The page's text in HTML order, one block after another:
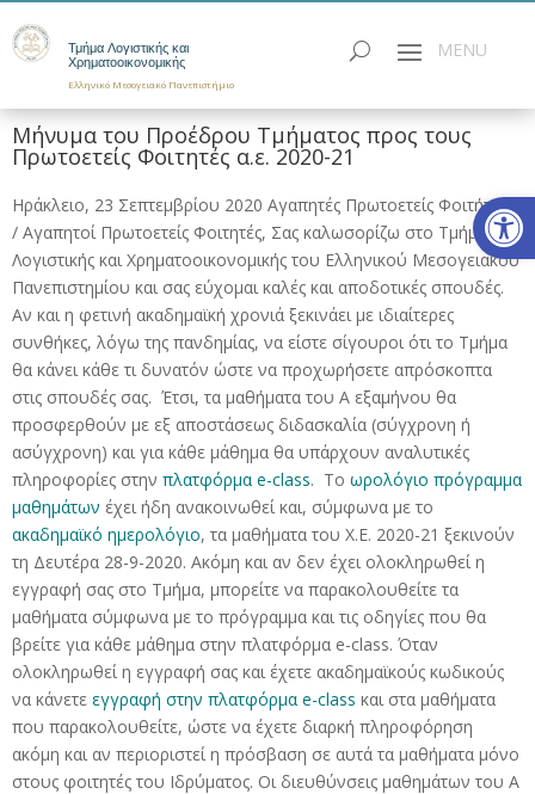
Τμήμα Λογιστικής και
Χρηματοοικονομικής
Ελληνικό Μεσογειακό Πανεπιστήμιο
Μήνυμα του Προέδρου Τμήματος προς τους
Πρωτοετείς Φοιτητές α.ε. 2020-21
Ηράκλειο, 23 Σεπτεμβρίου 2020 Αγαπητές Πρωτοετείς Φοιτήτριες
/ Αγαπητοί Πρωτοετείς Φοιτητές, Σας καλωσορίζω στο Τμήμα
Λογιστικής και Χρηματοοικονομικής του Ελληνικού Μεσογειακού
Πανεπιστημίου και σας εύχομαι καλές και αποδοτικές σπουδές.
Αν και η φετινή ακαδημαϊκή χρονιά ξεκινάει με ιδιαίτερες
συνθήκες, λόγω της πανδημίας, να είστε σίγουροι ότι το Τμήμα
θα κάνει κάθε τι δυνατόν ώστε να προχωρήσετε απρόσκοπτα
στις σπουδές σας. Έτσι, τα μαθήματα του Α εξαμήνου θα
προσφερθούν με εξ αποστάσεως διδασκαλία (σύγχρονη ή
ασύγχρονη) και για κάθε μάθημα θα υπάρχουν αναλυτικές
πληροφορίες στην πλατφόρμα e-class. Το ωρολόγιο πρόγραμμα
μαθημάτων έχει ήδη ανακοινωθεί και, σύμφωνα με το
ακαδημαϊκό ημερολόγιο, τα μαθήματα του Χ.Ε. 2020-21 ξεκινούν
τη Δευτέρα 28-9-2020. Ακόμη και αν δεν έχει ολοκληρωθεί η
εγγραφή σας στο Τμήμα, μπορείτε να παρακολουθείτε τα
μαθήματα σύμφωνα με το πρόγραμμα και τις οδηγίες που θα
βρείτε για κάθε μάθημα στην πλατφόρμα e-class. Όταν
ολοκληρωθεί η εγγραφή σας και έχετε ακαδημαϊκούς κωδικούς
να κάνετε εγγραφή στην πλατφόρμα e-class και στα μαθήματα
που παρακολουθείτε, ώστε να έχετε διαρκή πληροφόρηση
ακόμη και αν περιοριστεί η πρόσβαση σε αυτά τα μαθήματα μόνο
στους φοιτητές του Ιδρύματος. Οι διευθύνσεις μαθημάτων του Α